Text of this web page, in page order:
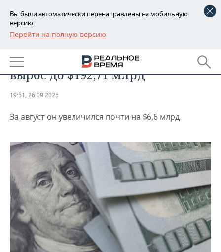
Вы были автоматически перенаправлены на мобильную
версию.
Перейти на полную версию
РЕГИОНЫ
БАШКОРТОСТАН
ТАТАРСТАН
НОВОСТИ
АНАЛИТИКА
КОРОЛИ ГОСЗАКАЗА ПФО
ВУЗЫ ТАТАРСТАНА
КОМУ ПРИНАДЛЕЖАТ
ТОРГОВЫЕ ЦЕНТРЫ
ТАТАРСТАНА
ФИНАНСЫ
БАНКИ
БЮДЖЕТ
ИНВЕСТИЦИИ
НОВОСТИ
ПРОМЫШЛЕННОСТИ
АГРОПРОМ
МАШИНОСТРОЕНИЕ
НЕФТЕХИМИЯ
НЕФТЬ
НЕДВИЖИМОСТЬ
НОВОСТИ НЕДВИЖИМОСТИ
АВТО
НОВОСТИ АВТО
БИЗНЕС
НОВОСТИ БИЗНЕСА
РОЗНИЧНАЯ ТОРГОВЛЯ
ТЕХНОЛОГИИ
НОВОСТИ ТЕХНОЛОГИЙ
МЕРОПРИЯТИЯ
Госдолг Украины в августе
вырос до $192,71 млрд
19:51, 26.09.2025
За август он увеличился почти на $6,6 млрд